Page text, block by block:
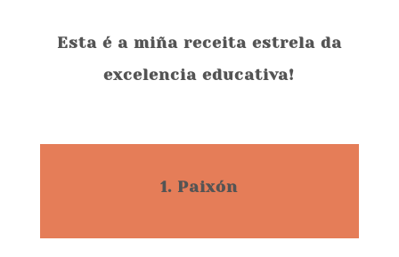
Esta é a miña receita estrela da
excelencia educativa!
1. Paixón